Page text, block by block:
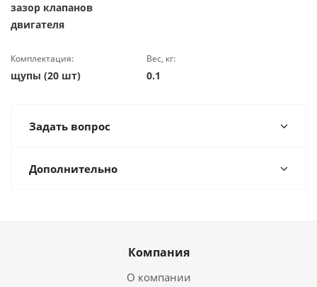
зазор клапанов
двигателя
Комплектация:
щупы (20 шт)
Вес, кг:
0.1
Задать вопрос
Дополнительно
Компания
О компании